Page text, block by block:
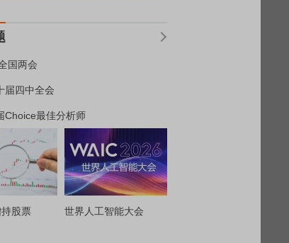
国两会
届四中全会
Choice最佳分析师
持股票 世界人工智能大会